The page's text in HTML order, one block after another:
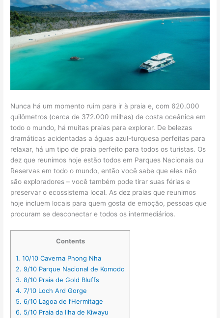
Nunca há um momento ruim para ir à praia e, com 620.000
quilômetros (cerca de 372.000 milhas) de costa oceânica em
todo o mundo, há muitas praias para explorar. De belezas
dramáticas acidentadas a águas azul-turquesa perfeitas para
relaxar, há um tipo de praia perfeito para todos os turistas. Os
dez que reunimos hoje estão todos em Parques Nacionais ou
Reservas em todo o mundo, então você sabe que eles não
são exploradores – você também pode tirar suas férias e
preservar o ecossistema local. As dez praias que reunimos
hoje incluem locais para quem gosta de emoção, pessoas que
procuram se desconectar e todos os intermediários.
Contents
1. 10/10 Caverna Phong Nha
2. 9/10 Parque Nacional de Komodo
3. 8/10 Praia de Gold Bluffs
4. 7/10 Loch Ard Gorge
5. 6/10 Lagoa de l’Hermitage
6. 5/10 Praia da Ilha de Kiwayu